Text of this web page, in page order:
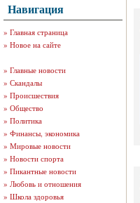
Навигация
» Главная страница
» Новое на сайте
» Главные новости
» Скандалы
» Происшествия
» Общество
» Политика
» Финансы, экономика
» Мировые новости
» Новости спорта
» Пикантные новости
» Любовь и отношения
» Школа здоровья